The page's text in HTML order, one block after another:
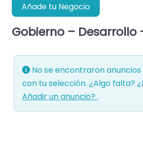
Añade tu Negocio
Gobierno – Desarrollo
No se encontraron
con tu selección. ¿Algo falta?
Añadir un anuncio? .